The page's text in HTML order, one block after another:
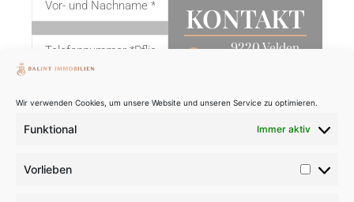
Wir verwenden Cookies, um unsere Website und unseren Service zu optimieren.
Funktional Immer aktiv
Vorlieben
KONTAKT
9220 Velden
1883
office@balint-